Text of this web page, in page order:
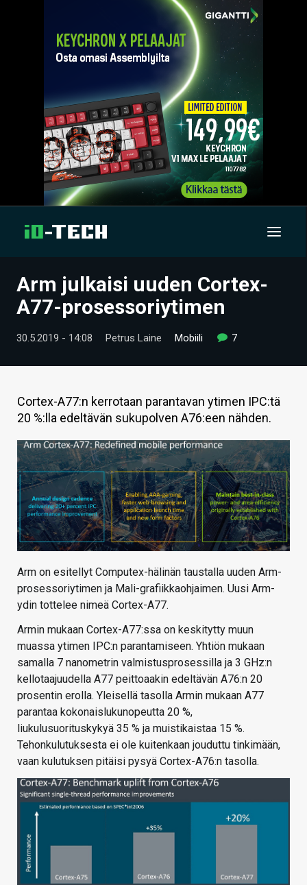
UUTISET
TIETOA
HINTA.FI
KAUPPA
VAIHDA TEEMA
HAKU
Arm julkaisi uuden Cortex-
A77-prosessoriytimen
30.5.2019 - 14:08 Petrus Laine Mobiili 7
Cortex-A77:n kerrotaan parantavan ytimen IPC:tä
20 %:lla edeltävän sukupolven A76:een nähden.
Arm on esitellyt Computex-hälinän taustalla uuden Arm-
prosessoriytimen ja Mali-grafiikkaohjaimen. Uusi Arm-
ydin tottelee nimeä Cortex-A77.
Armin mukaan Cortex-A77:ssa on keskitytty muun
muassa ytimen IPC:n parantamiseen. Yhtiön mukaan
samalla 7 nanometrin valmistusprosessilla ja 3 GHz:n
kellotaajuudella A77 peittoaakin edeltävän A76:n 20
prosentin erolla. Yleisellä tasolla Armin mukaan A77
parantaa kokonaislukunopeutta 20 %,
liukulusuorituskykyä 35 % ja muistikaistaa 15 %.
Tehonkulutuksesta ei ole kuitenkaan jouduttu tinkimään,
vaan kulutuksen pitäisi pysyä Cortex-A76:n tasolla.